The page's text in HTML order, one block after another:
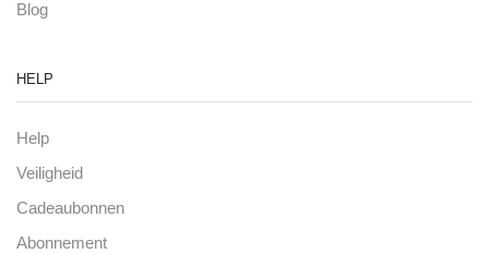
Blog
HELP
Help
Veiligheid
Cadeaubonnen
Abonnement